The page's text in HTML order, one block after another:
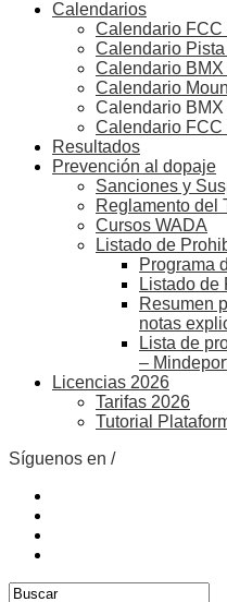
Calendarios
Calendario FCC
Calendario
Calendario
Calendario
Calendario
Calendario
Resultados
Prevención al dopaje
Sanciones y
Reglamento del
Cursos WADA
Listado de
Programa
Listado de
Resumen
notas
Lista de
–
Licencias 2026
Tarifas 2026
Tutorial
Síguenos en /